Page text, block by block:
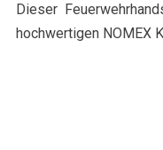
Dieser
hochwertigen NOMEX